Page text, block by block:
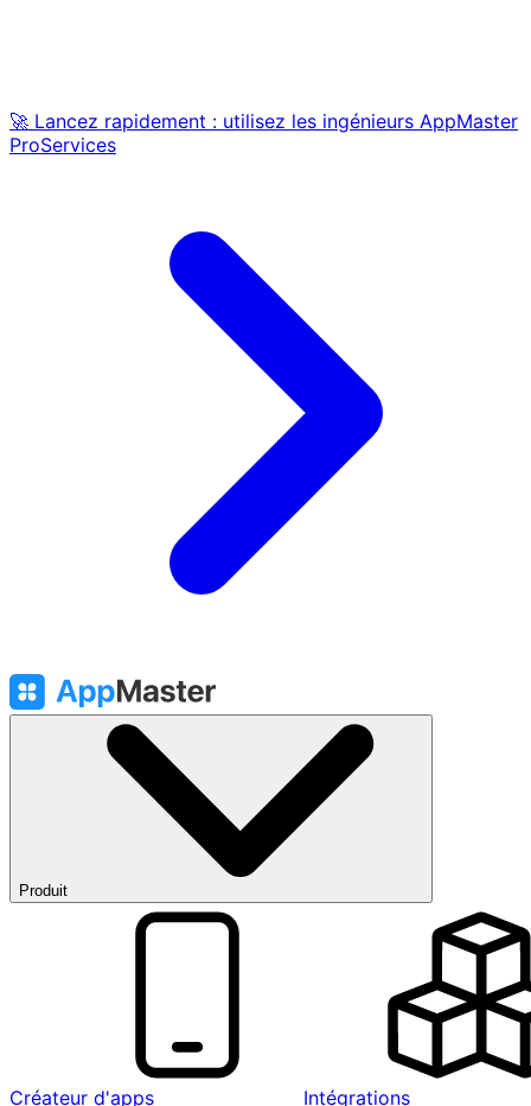
🚀 Lancez rapidement : utilisez les ingénieurs AppMaster
ProServices
Produit
Créateur d'apps
Intégrations